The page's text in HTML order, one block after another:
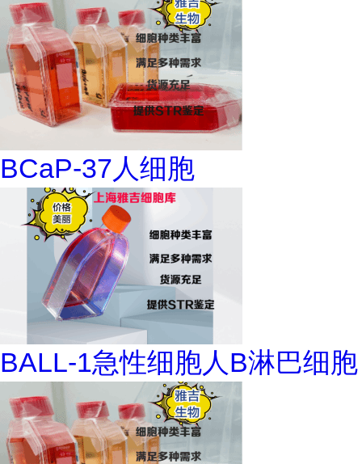
BCaP-37人细胞
BALL-1急性细胞人B淋巴细胞